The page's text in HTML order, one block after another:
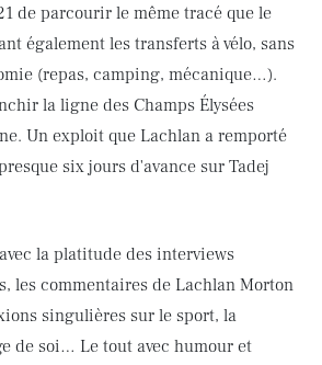
de parcourir le même tracé que le
également les transferts à vélo, sans
(repas, camping, mécanique…).
la ligne des Champs Élysées
Un exploit que Lachlan a remporté
six jours d'avance sur Tadej
la platitude des interviews
les commentaires de Lachlan Morton
singulières sur le sport, la
de soi… Le tout avec humour et